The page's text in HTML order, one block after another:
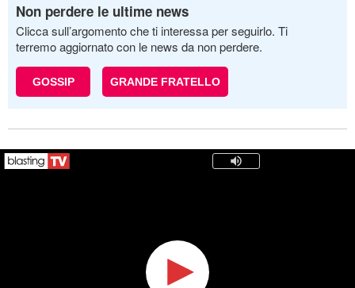
Non perdere le ultime news
Clicca sull’argomento che ti interessa per seguirlo. Ti
terremo aggiornato con le news da non perdere.
GOSSIP GRANDE FRATELLO